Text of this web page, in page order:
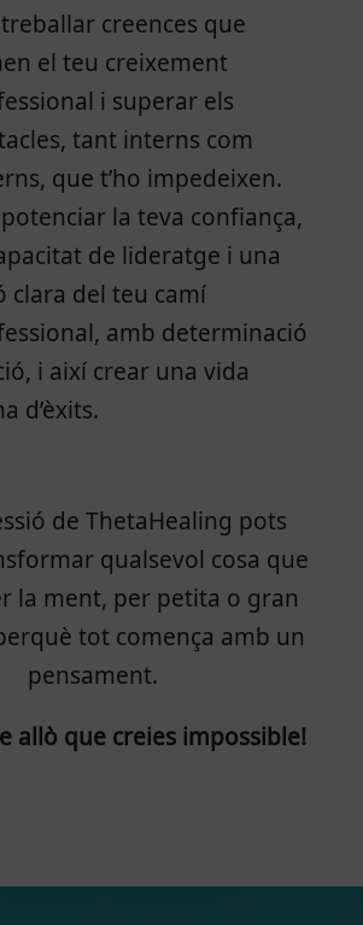
creences que
el teu creixement
i superar els
tant interns com
que t’ho impedeixen.
la teva confiança,
de lideratge i una
clara del teu camí
amb determinació
i així crear una vida
d’èxits.
de ThetaHealing pots
qualsevol cosa que
la ment, per petita o gran
tot comença amb un
pensament.
allò que creies impossible!